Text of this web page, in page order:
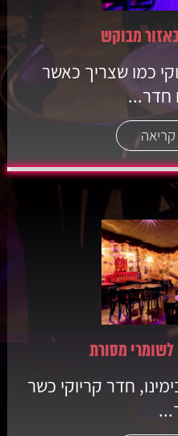
באזור מבוקש
כמו שצריך כאשר
חדר...
מסורת
חדר קריוקי כשר